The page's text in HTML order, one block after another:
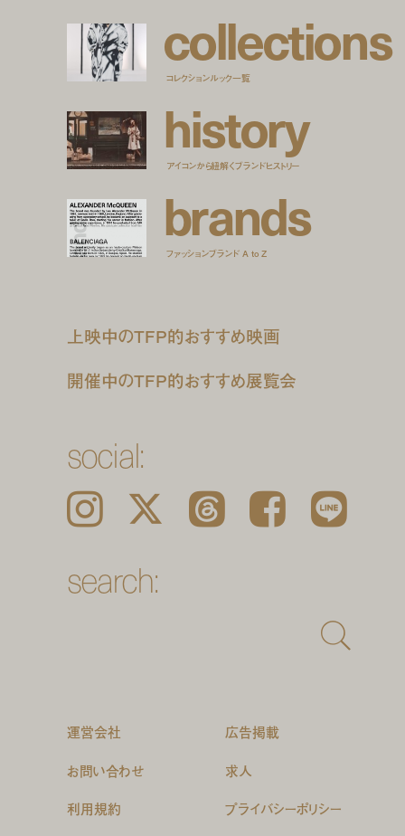
collections
コレクションルック一覧
history
アイコンから紐解くブランドヒストリー
brands
ファッションブランド A to Z
上映中のTFP的おすすめ映画
開催中のTFP的おすすめ展覧会
social:
Instagram 𝕏 Threads Facebook LINE
search:
運営会社
広告掲載
お問い合わせ
求人
利用規約
プライバシーポリシー